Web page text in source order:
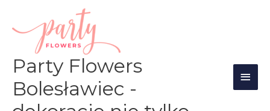
treści
Party Flowers
Bolesławiec -